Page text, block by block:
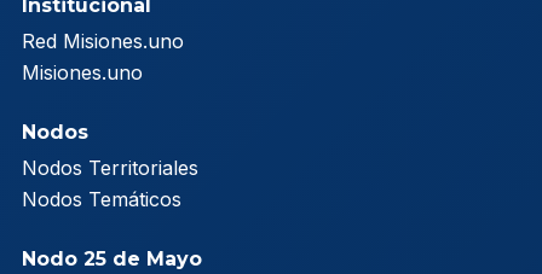
Institucional
Red Misiones.uno
Misiones.uno
Nodos
Nodos Territoriales
Nodos Temáticos
Nodo 25 de Mayo